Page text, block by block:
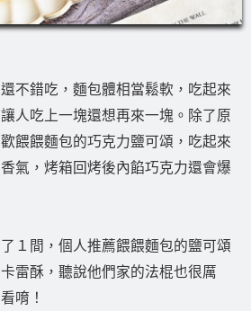
不錯吃，麵包體相當鬆軟，吃起來
人吃上一塊還想再來一塊。除了原
餵餵麵包的巧克力鹽可頌，吃起來
氣，烤箱回烤後內餡巧克力還會爆
１間，個人推薦餵餵麵包的鹽可頌
雷酥，聽說他們家的法棍也很厲
唷！